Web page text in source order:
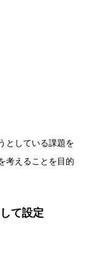
としている課題を
考えることを目的
て設定